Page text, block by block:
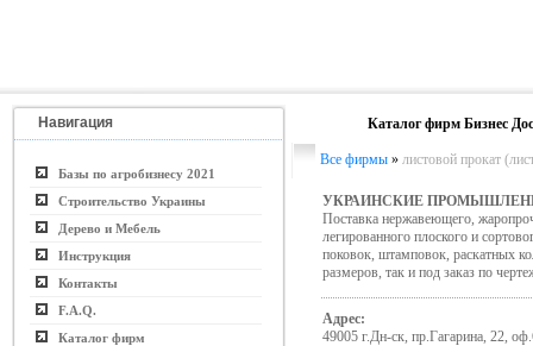
Навигация
Базы по агробизнесу 2021
Строительство Украины
Дерево и Мебель
Инструкция
Контакты
F.A.Q.
Каталог фирм
Каталог фирм Бизнес
Все фирмы » листовой прокат
УКРАИНСКИЕ
Поставка нержавеющего,
легированного плоского и
поковок, штамповок, раскатных
размеров, так и под заказ по
Адрес:
49005 г.Дн-ск, пр.Гагарина, 22,